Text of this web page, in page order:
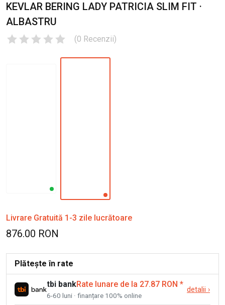
KEVLAR BERING LADY PATRICIA SLIM FIT ·
ALBASTRU
(0 Recenzii)
Livrare Gratuită 1-3 zile lucrătoare
876.00 RON
Plătește în rate
tbi bankRate lunare de la 27.87 RON *
6-60 luni · finanțare 100% online
detalii ›